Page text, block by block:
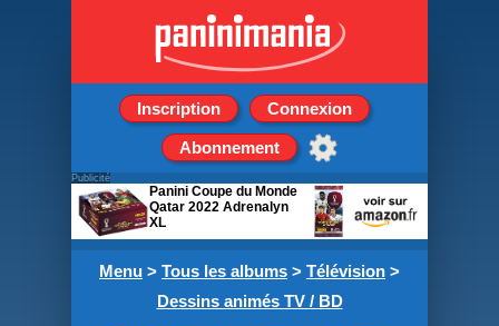
Inscription Connexion
Abonnement
Menu > Tous les albums > Télévision >
Dessins animés TV / BD
Publicité
Panini Coupe du Monde
Qatar 2022 Adrenalyn
XL
Boîte de 24 Pochettes de
8 cartes